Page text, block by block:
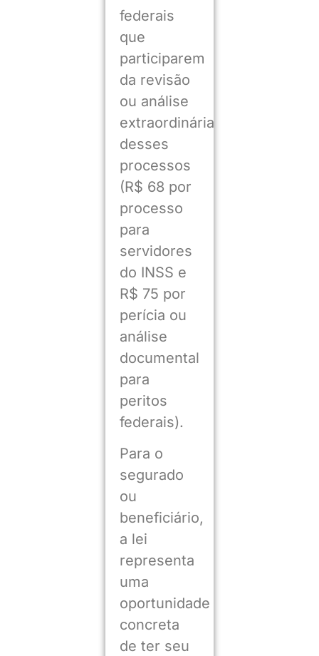
federais
que
participarem
da revisão
ou análise
extraordinária
desses
processos
(R$ 68 por
processo
para
servidores
do INSS e
R$ 75 por
perícia ou
análise
documental
para
peritos
federais).
Para o
segurado
ou
beneficiário,
a lei
representa
uma
oportunidade
concreta
de ter seu